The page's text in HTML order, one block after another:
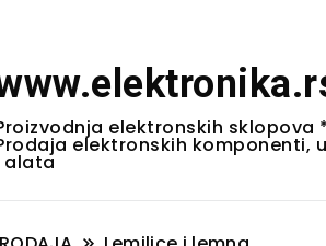
elektronskih sklopova
elektronskih komponenti,
alata